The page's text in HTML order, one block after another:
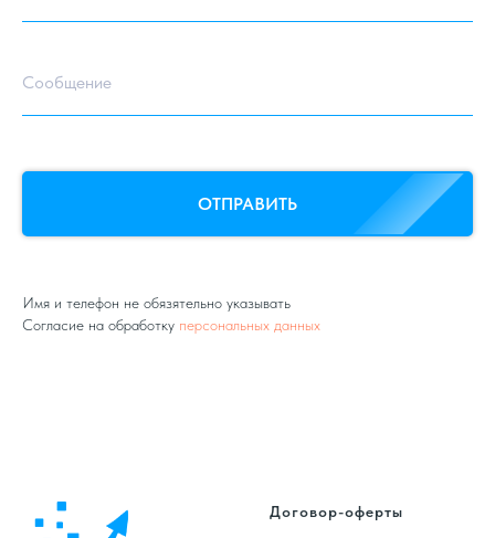
Сообщение
ОТПРАВИТЬ
Имя и телефон не обязятельно указывать
Согласие на обработку персональных данных
Договор-оферты